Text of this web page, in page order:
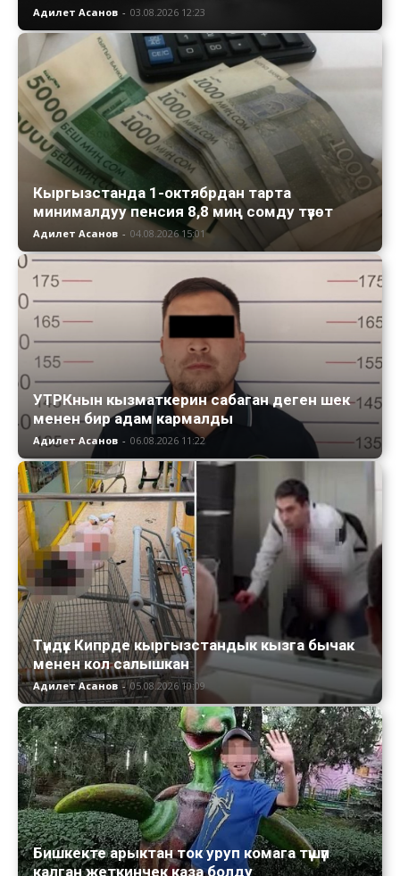
Адилет Асанов - 03.08.2026 12:23
Кыргызстанда 1-октябрдан тарта
минималдуу пенсия 8,8 миң сомду түзөт
Адилет Асанов - 04.08.2026 15:01
УТРКнын кызматкерин сабаган деген шек
менен бир адам кармалды
Адилет Асанов - 06.08.2026 11:22
Түндүк Кипрде кыргызстандык кызга бычак
менен кол салышкан
Адилет Асанов - 05.08.2026 10:09
Бишкекте арыктан ток уруп комага түшүп
калган жеткинчек каза болду